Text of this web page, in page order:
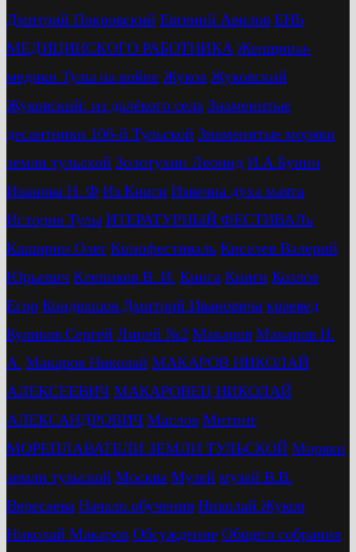
Дмитрий Покровский Евгений Авилов ЕНЬ
МЕДИЦИНСКОГО РАБОТНИКА Женщины-
медики Тулы на войне Жуков Жуковский
Жуковский: из далёкого села Знаменитые
десантники 106-й Тульской Знаменитые моряки
земли тульской Золотухин Леонид И.А.Бунин
Иванова Н. Ф Из Книги Извечна духа маята
История Тулы ИТЕРАТУРНЫЙ ФЕСТИВАЛь
Каширин Олег Кинофестиваль Киселев Валерий
Юрьевич Клепиков В. И. Книга Книги Козлов
Егор Кондрашов Дмитрий Ивановича краевед
Куликов Сергей Лицей №2 Макаров Макаров Н.
А. Макаров Николай МАКАРОВ НИКОЛАЙ
АЛЕКСЕЕВИЧ МАКАРОВЕЦ НИКОЛАЙ
АЛЕКСАНДРОВИЧ Маслов Митинг
МОРЕПЛАВАТЕЛИ ЗЕМЛИ ТУЛЬСКОЙ Моряки
земли тульской Москва Музей музей В.В.
Вересаева Начало обучения Николай Жуков
Николай Макаров Обсуждение Общего собрания